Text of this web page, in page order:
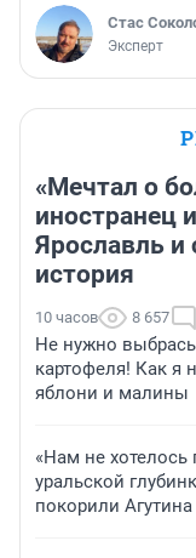
Стас
Эксперт
«Мечтал о
иностранец
Ярославль
история
10 часов 8 657
Не нужно
картофеля! Как я
яблони и малины
«Нам не хотелось
уральской
покорили